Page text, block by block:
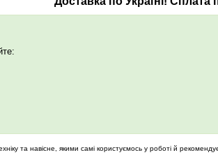
та навісне, якими самі користуємось у роботі й